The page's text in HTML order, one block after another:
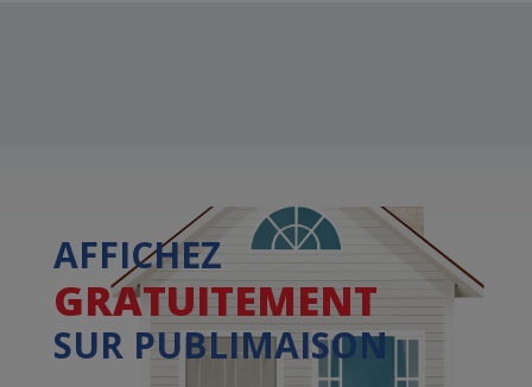
AFFICHEZ
GRATUITEMENT
SUR PUBLIMAISON